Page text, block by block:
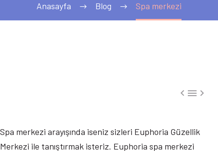
Anasayfa Blog Spa merkezi

Spa merkezi arayışında iseniz sizleri Euphoria Güzellik
Merkezi ile tanıştırmak isteriz. Euphoria spa merkezi